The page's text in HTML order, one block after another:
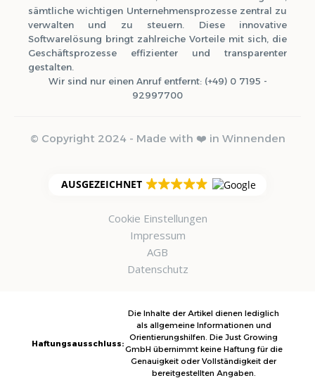
sämtliche wichtigen Unternehmensprozesse zentral zu
verwalten und zu steuern. Diese innovative
Softwarelösung bringt zahlreiche Vorteile mit sich, die
Geschäftsprozesse effizienter und transparenter
gestalten.
Wir sind nur einen Anruf entfernt: (+49) 0 7195 -
92997700
© Copyright 2024 - Made with ❤️ in Winnenden
AUSGEZEICHNET
Cookie Einstellungen
Impressum
AGB
Datenschutz
Haftungsausschluss:
Die Inhalte der Artikel dienen lediglich
als allgemeine Informationen und
Orientierungshilfen. Die Just Growing
GmbH übernimmt keine Haftung für die
Genauigkeit oder Vollständigkeit der
bereitgestellten Angaben.